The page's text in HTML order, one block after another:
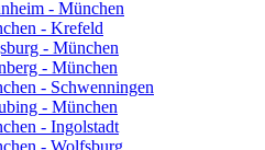
- München
- Krefeld
- München
- München
- Schwenningen
- München
- Ingolstadt
- Wolfsburg